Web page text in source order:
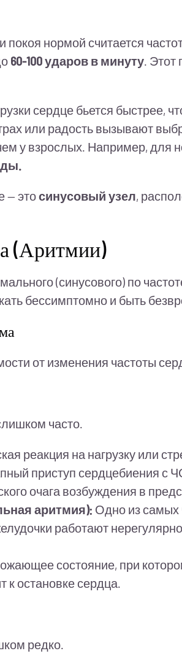
покоя нормой считается
60-100 ударов в минуту. Этот
сердце бьется быстрее,
или радость вызывают
у взрослых. Например, для
— этосинусовый узел,
(Аритмии)
(синусового) по
бессимптомно и быть
от изменения частоты
часто.
реакция на нагрузку или
приступ сердцебиения с
очага возбуждения в
аритмия): Одно из самых
работают
состояние, при
остановке сердца.
редко.